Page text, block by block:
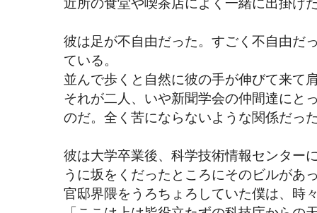
彼は足が不自由だった。すごく不自由だ
ている。
並んで歩くと自然に彼の手が伸びて来て
それが二人、いや新聞学会の仲間達にと
のだ。全く苦にならないような関係だっ
彼は大学卒業後、科学技術情報センター
うに坂をくだったところにそのビルがあ
官邸界隈をうろちょろしていた僕は、時